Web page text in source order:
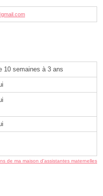
10 semaines à 3 ans
de ma maison d'assistantes maternelles